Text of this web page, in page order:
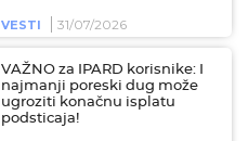
VESTI 31/07/2026
VAŽNO za IPARD korisnike: I
najmanji poreski dug može
ugroziti konačnu isplatu
podsticaja!